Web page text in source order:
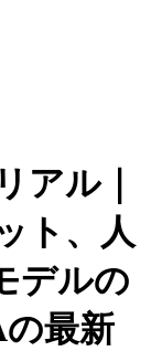
アル｜
ト、人
デルの
最新